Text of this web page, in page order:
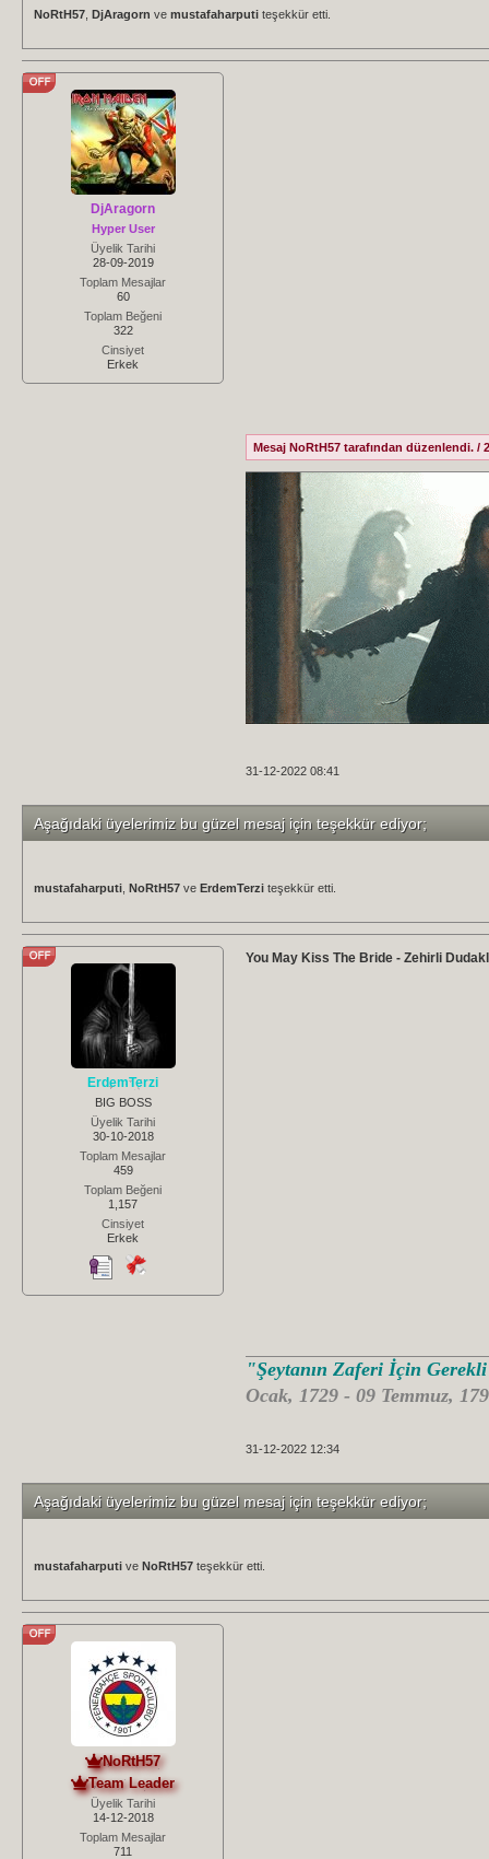
NoRtH57 DjAragorn ve mustafaharputi teşekkür etti.
DjAragorn
Hyper User
Üyelik Tarihi
28-09-2019
Toplam Mesajlar
60
Toplam Beğeni
322
Cinsiyet
Erkek
Mesaj NoRtH57 tarafından düzenlendi. /
31-12-2022 08:41
Aşağıdaki üyelerimiz bu güzel mesaj için teşekkür ediyor;
mustafaharputi NoRtH57 ve ErdemTerzi teşekkür etti.
ErdemTerzi
BIG BOSS
Üyelik Tarihi
30-10-2018
Toplam Mesajlar
459
Toplam Beğeni
1,157
Cinsiyet
Erkek
You May Kiss The Bride - Zehirli
"Şeytanın Zaferi İçin
Ocak, 1729 - 09 Temmuz,
31-12-2022 12:34
Aşağıdaki üyelerimiz bu güzel mesaj için teşekkür ediyor;
mustafaharputi ve NoRtH57 teşekkür etti.
NoRtH57
Team Leader
Üyelik Tarihi
14-12-2018
Toplam Mesajlar
711